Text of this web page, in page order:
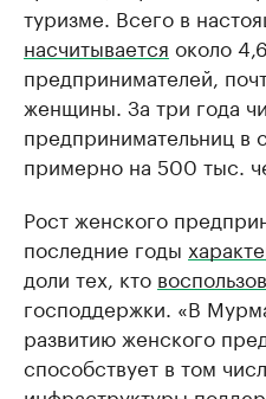
туризме. Всего в
насчитывается около
предпринимателей,
женщины. За три года
предпринимательниц в
примерно на 500 тыс.
Рост женского
последние годы
доли тех, кто
господдержки. «В
развитию женского
способствует в том